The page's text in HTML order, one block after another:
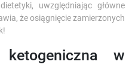
uwzględniając główne
że osiągnięcie zamierzonych
ketogeniczna w